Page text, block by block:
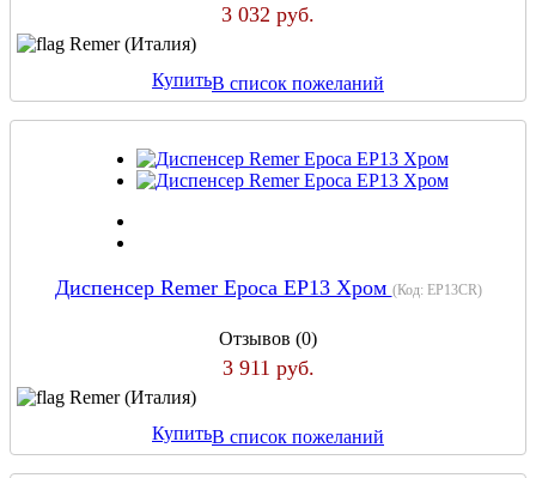
3 032 руб.
Remer (Италия)
КупитьВ список пожеланий
Диспенсер Remer Epoca EP13 Хром (Код: EP13CR)
Отзывов (0)
3 911 руб.
Remer (Италия)
КупитьВ список пожеланий